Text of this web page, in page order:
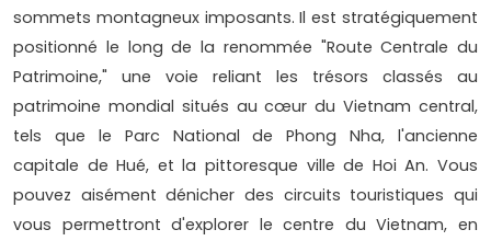
sommets montagneux imposants. Il est stratégiquement
positionné le long de la renommée "Route Centrale du
Patrimoine," une voie reliant les trésors classés au
patrimoine mondial situés au cœur du Vietnam central,
tels que le Parc National de Phong Nha, l'ancienne
capitale de Hué, et la pittoresque ville de Hoi An. Vous
pouvez aisément dénicher des circuits touristiques qui
vous permettront d'explorer le centre du Vietnam, en